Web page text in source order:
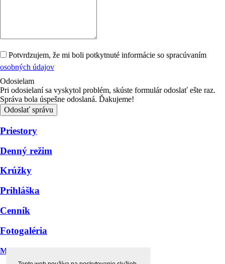
Potvrdzujem, že mi boli potkytnuté informácie so spracúvaním
osobných údajov
Odosielam
Pri odosielaní sa vyskytol problém, skúste formulár odoslať ešte raz.
Správa bola úspešne odoslaná. Ďakujeme!
Odoslať správu
Priestory
Denný režim
Krúžky
Prihláška
Cenník
Fotogaléria
Montessori centrum štvorlístok